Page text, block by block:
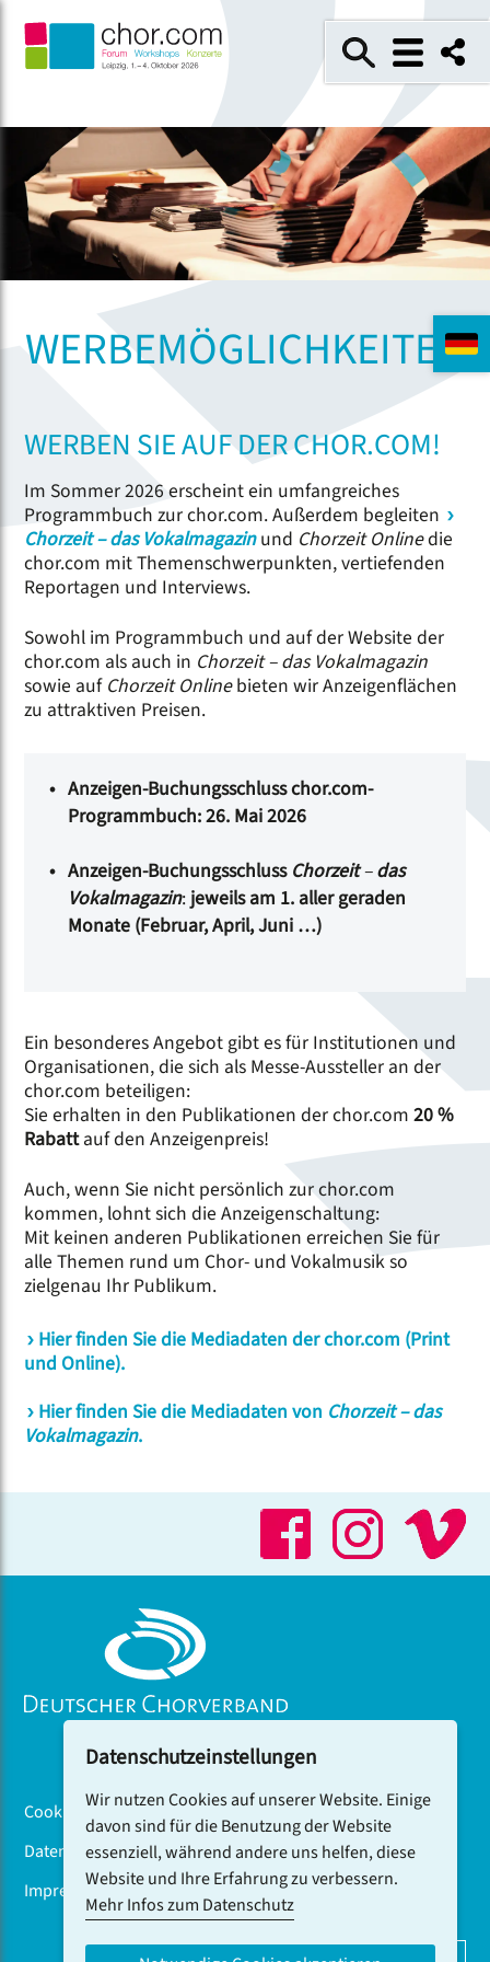
WERBEMÖGLICHKEITEN
WERBEN SIE AUF DER CHOR.COM!
Im Sommer 2026 erscheint ein umfangreiches
Programmbuch zur chor.com. Außerdem begleiten
Chorzeit – das Vokalmagazinund Chorzeit Onlinedie
chor.com mit Themenschwerpunkten, vertiefenden
Reportagen und Interviews.
Sowohl im Programmbuch und auf der Website der
chor.com als auch in Chorzeit – das Vokalmagazin
sowie auf Chorzeit Onlinebieten wir Anzeigenflächen
zu attraktiven Preisen.
Anzeigen-Buchungsschluss chor.com-
Programmbuch: 26. Mai 2026
Anzeigen-Buchungsschluss Chorzeit–das
Vokalmagazin: jeweils am 1. aller geraden
Monate (Februar, April, Juni …)
Ein besonderes Angebot gibt es für Institutionen und
Organisationen, die sich als Messe-Aussteller an der
chor.com beteiligen:
Sie erhalten in den Publikationen der chor.com20 %
Rabattauf den Anzeigenpreis!
Auch, wenn Sie nicht persönlich zur chor.com
kommen, lohnt sich die Anzeigenschaltung:
Mit keinen anderen Publikationen erreichen Sie für
alle Themen rund um Chor- und Vokalmusik so
zielgenau Ihr Publikum.
Hier finden Sie die Mediadaten der chor.com (Print
und Online).
Hier finden Sie die Mediadaten von Chorzeit– das
Vokalmagazin.
Cookiebanner
Datenschutz
Impressum
Datenschutzeinstellungen
Wir nutzen Cookies auf unserer Website. Einige
davon sind für die Benutzung der Website
essenziell, während andere uns helfen, diese
Website und Ihre Erfahrung zu verbessern.
Mehr Infos zum Datenschutz